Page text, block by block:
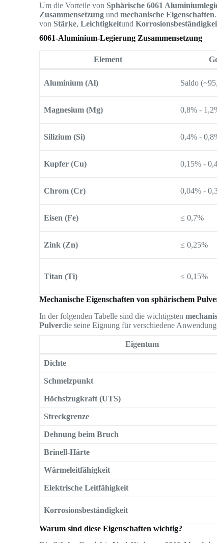
Um die Vorteile von Sphärische 6061
Zusammensetzung undmechanische Eigenschaften
von Stärke,Leichtigkeitund
6061-Aluminium-Legierung Zusammensetzung
Element
Aluminium (Al) Saldo
Magnesium (Mg) 0,8% -
Silizium (Si) 0,4% -
Kupfer (Cu) 0,15% -
Chrom (Cr) 0,04% -
Eisen (Fe) ≤ 0,7%
Zink (Zn) ≤ 0,25%
Titan (Ti) ≤ 0,15%
Mechanische Eigenschaften von sphärischem
In der folgenden Tabelle sind die wichtigsten
Pulverdie seine Eignung für verschiedene
Eigentum
Dichte
Schmelzpunkt
Höchstzugkraft (UTS)
Streckgrenze
Dehnung beim Bruch
Brinell-Härte
Wärmeleitfähigkeit
Elektrische Leitfähigkeit
Korrosionsbeständigkeit
Warum sind diese Eigenschaften wichtig?